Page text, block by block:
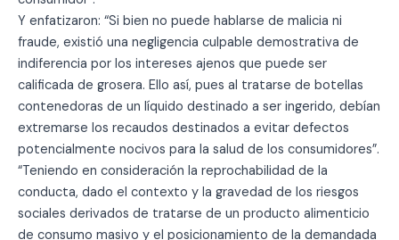
Y enfatizaron: “Si bien no puede hablarse de malicia ni
fraude, existió una negligencia culpable demostrativa de
indiferencia por los intereses ajenos que puede ser
calificada de grosera. Ello así, pues al tratarse de botellas
contenedoras de un líquido destinado a ser ingerido, debían
extremarse los recaudos destinados a evitar defectos
potencialmente nocivos para la salud de los consumidores”.
“Teniendo en consideración la reprochabilidad de la
conducta, dado el contexto y la gravedad de los riesgos
sociales derivados de tratarse de un producto alimenticio
de consumo masivo y el posicionamiento de la demandada